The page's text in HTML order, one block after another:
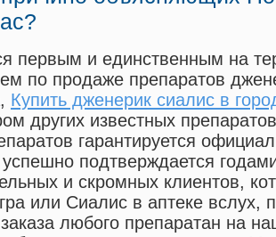
первым и единственным на
по продаже препаратов
, Купить дженерик сиалис в
других известных препаратов
гарантируется
подтверждается
и скромных клиентов,
или Сиалис в аптеке вслух,
любого препаратан на